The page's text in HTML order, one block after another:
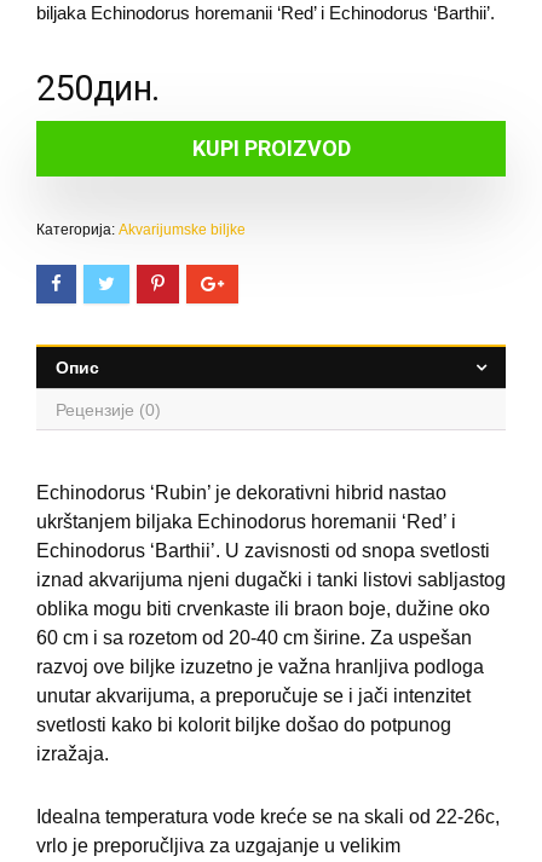
biljaka Echinodorus horemanii ‘Red’ i Echinodorus ‘Barthii’.
250дин.
KUPI PROIZVOD
Категорија: Akvarijumske biljke
Опис
Рецензије (0)
Echinodorus ‘Rubin’ je dekorativni hibrid nastao
ukrštanjem biljaka Echinodorus horemanii ‘Red’ i
Echinodorus ‘Barthii’. U zavisnosti od snopa svetlosti
iznad akvarijuma njeni dugački i tanki listovi sabljastog
oblika mogu biti crvenkaste ili braon boje, dužine oko
60 cm i sa rozetom od 20-40 cm širine. Za uspešan
razvoj ove biljke izuzetno je važna hranljiva podloga
unutar akvarijuma, a preporučuje se i jači intenzitet
svetlosti kako bi kolorit biljke došao do potpunog
izražaja.
Idealna temperatura vode kreće se na skali od 22-26c,
vrlo je preporučljiva za uzgajanje u velikim